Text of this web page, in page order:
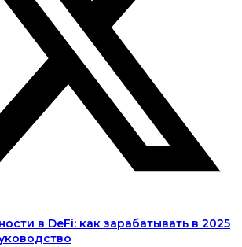
в DeFi: как зарабатывать в 2025